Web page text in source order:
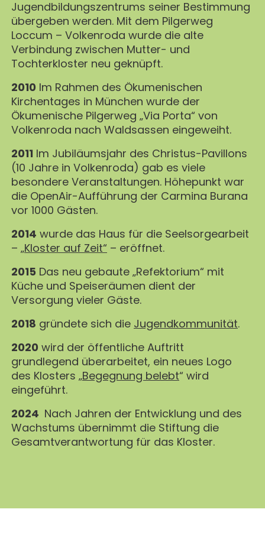
Jugendbildungszentrums seiner Bestimmung
übergeben werden. Mit dem Pilgerweg
Loccum – Volkenroda wurde die alte
Verbindung zwischen Mutter- und
Tochterkloster neu geknüpft.
2010 Im Rahmen des Ökumenischen
Kirchentages in München wurde der
Ökumenische Pilgerweg „Via Porta“ von
Volkenroda nach Waldsassen eingeweiht.
2011 Im Jubiläumsjahr des Christus-Pavillons
(10 Jahre in Volkenroda) gab es viele
besondere Veranstaltungen. Höhepunkt war
die OpenAir-Aufführung der Carmina Burana
vor 1000 Gästen.
2014 wurde das Haus für die Seelsorgearbeit
– „Kloster auf Zeit“ – eröffnet.
2015 Das neu gebaute „Refektorium“ mit
Küche und Speiseräumen dient der
Versorgung vieler Gäste.
2018 gründete sich die Jugendkommunität.
2020 wird der öffentliche Auftritt
grundlegend überarbeitet, ein neues Logo
des Klosters „Begegnung belebt“ wird
eingeführt.
2024 Nach Jahren der Entwicklung und des
Wachstums übernimmt die Stiftung die
Gesamtverantwortung für das Kloster.